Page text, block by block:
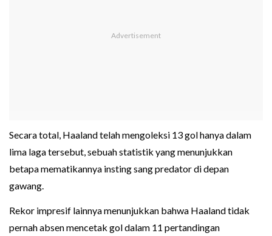
Secara total, Haaland telah mengoleksi 13 gol hanya dalam
lima laga tersebut, sebuah statistik yang menunjukkan
betapa mematikannya insting sang predator di depan
gawang.
Rekor impresif lainnya menunjukkan bahwa Haaland tidak
pernah absen mencetak gol dalam 11 pertandingan